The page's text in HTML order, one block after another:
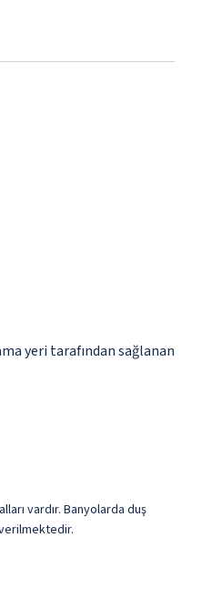
yeri tarafından sağlanan
vardır. Banyolarda duş